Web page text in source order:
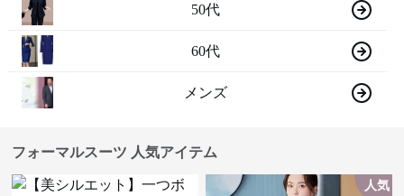
50代
60代
メンズ
フォーマルスーツ 人気アイテム
人気